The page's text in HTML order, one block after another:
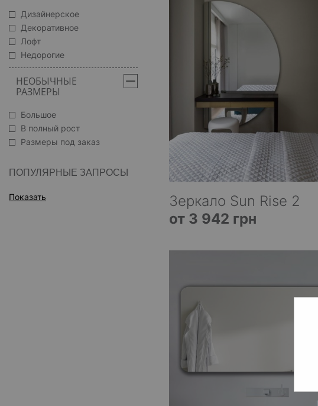
Дизайнерское
Декоративное
Лофт
Недорогие
НЕОБЫЧНЫЕ
РАЗМЕРЫ
Большое
В полный рост
Размеры под заказ
ПОПУЛЯРНЫЕ ЗАПРОСЫ
Показать
Зеркало Sun Rise 2
от 3 942 грн